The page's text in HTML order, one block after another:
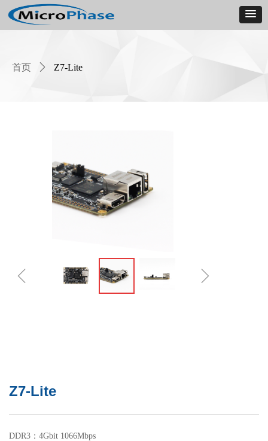
首页 ꄲ Z7-Lite
ꁆ ꁇ
Z7-Lite
DDR3：4Gbit 1066Mbps